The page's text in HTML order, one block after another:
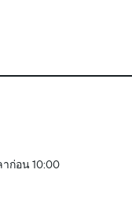
าก่อน 10:00